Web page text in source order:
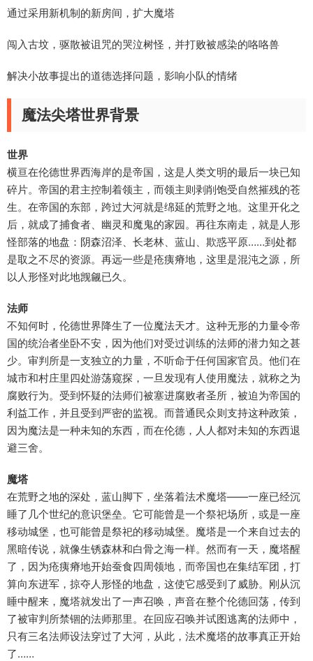
通过采用新机制的新房间，扩大魔塔
闯入古坟，驱散被诅咒的哭泣树怪，并打败被感染的咯咯兽
解决小故事提出的道德选择问题，影响小队的情绪
魔法尖塔世界背景
世界
横亘在伦德世界西海岸的是帝国，这是人类文明的最后一块已知
碎片。帝国的君主控制着领主，而领主则剥削饱受自然摧残的苍
生。在帝国的东部，跨过大河就是绵延的荒野之地。这里开化之
后，就成了捕食者、幽灵和魔鬼的家园。再往东南走，就是人形
怪部落的地盘：阴森沼泽、长老林、蓝山、欺惑平原……到处都
是取之不尽的资源。再远一些是疮痍瘠地，这里是混沌之源，所
以人形怪对此地觊觎已久。
法师
不知何时，伦德世界降生了一位魔法天才。这种无形的力量令帝
国的统治者坐卧不安，因为他们对受过训练的法师的潜力知之甚
少。审判所是一支独立的力量，不听命于任何国家官员。他们在
城市和村庄里四处游荡窥探，一旦发现有人使用魔法，就称之为
腐败行为。受到怀疑的法师们被塞进腐败者圣所，被迫为帝国的
利益工作，并且受到严密的监视。而普通民众则支持这种政策，
因为魔法是一种未知的东西，而在伦德，人人都对未知的东西退
避三舍。
魔塔
在荒野之地的深处，蓝山脚下，坐落着法术魔塔——一座已经沉
睡了几个世纪的意识堡垒。它可能曾是一个祭祀场所，或是一座
移动城堡，也可能曾是祭祀的移动城堡。魔塔是一个来自过去的
黑暗传说，就像生锈森林和白骨之海一样。然而有一天，魔塔醒
了，因为疮痍瘠地开始蚕食四周领地，而帝国也在集结军团，打
算向东进军，掠夺人形怪的地盘，这使它感受到了威胁。刚从沉
睡中醒来，魔塔就发出了一声召唤，声音在整个伦德回荡，传到
了被审判所禁锢的法师那里。在回应召唤并试图逃离的法师中，
只有三名法师设法穿过了大河，从此，法术魔塔的故事真正开始
了……